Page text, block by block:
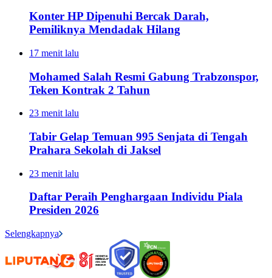
Konter HP Dipenuhi Bercak Darah,
Pemiliknya Mendadak Hilang
17 menit lalu
Mohamed Salah Resmi Gabung Trabzonspor,
Teken Kontrak 2 Tahun
23 menit lalu
Tabir Gelap Temuan 995 Senjata di Tengah
Prahara Sekolah di Jaksel
23 menit lalu
Daftar Peraih Penghargaan Individu Piala
Presiden 2026
Selengkapnya